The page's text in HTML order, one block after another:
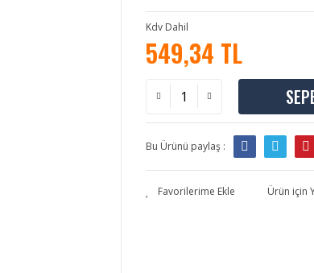
Kdv Dahil
549,34 TL
Bu Ürünü paylaş :
Ürün için